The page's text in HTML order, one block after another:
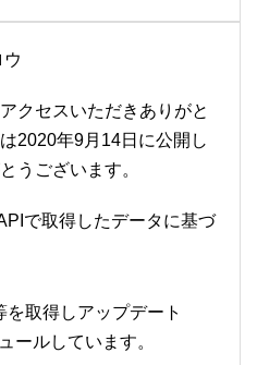
クセスいただきありがと
2020年9月14日に公開し
うございます。
で取得したデータに基づ
取得しアップデート
ールしています。